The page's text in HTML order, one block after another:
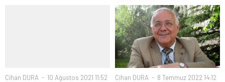
Cihan DURA 10 Ağustos 2021 11:52 Cihan DURA 8 Temmuz 2022 14:12